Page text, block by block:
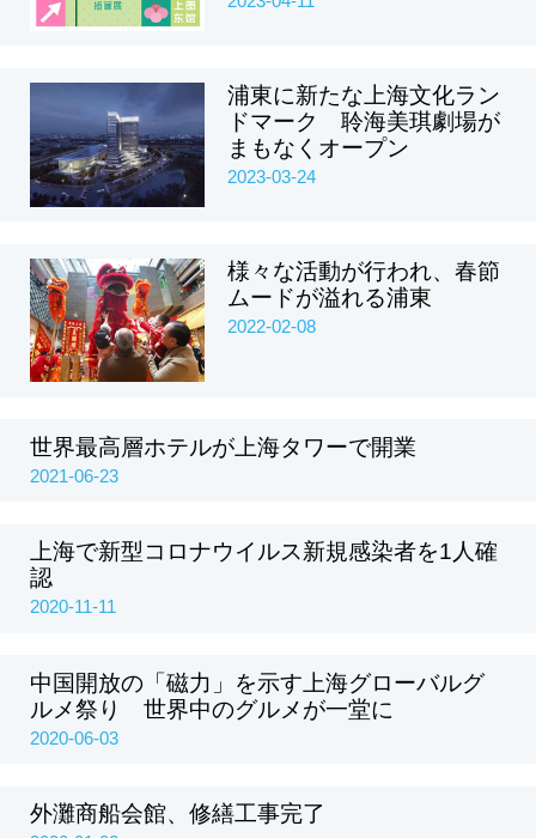
浦東に新たな上海文化ラン
ドマーク 聆海美琪劇場が
まもなくオープン
2023-03-24
様々な活動が行われ、春節
ムードが溢れる浦東
2022-02-08
世界最高層ホテルが上海タワーで開業
2021-06-23
上海で新型コロナウイルス新規感染者を1人確
認
2020-11-11
中国開放の「磁力」を示す上海グローバルグ
ルメ祭り 世界中のグルメが一堂に
2020-06-03
外灘商船会館、修繕工事完了